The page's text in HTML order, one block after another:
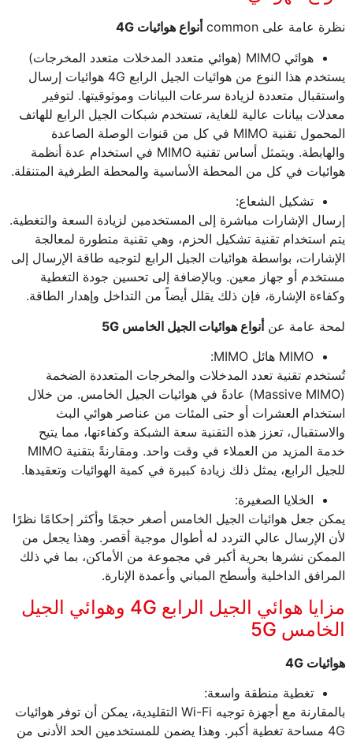
نظرة عامة على common
أنواع هوائيات 4G
هوائي MIMO (هوائي متعدد المدخلات متعدد المخرجات)
يستخدم هذا النوع من هوائيات الجيل الرابع 4G هوائيات إرسال
واستقبال متعددة لزيادة سرعات البيانات وموثوقيتها. لتوفير
معدلات بيانات عالية للغاية، تستخدم شبكات الجيل الرابع للهاتف
المحمول تقنية MIMO في كل من قنوات الوصلة الصاعدة
والهابطة. ويتمثل أساس تقنية MIMO في استخدام عدة أنظمة
هوائيات في كل من المحطة الأساسية والمحطة الطرفية المتنقلة.
تشكيل الشعاع:
إرسال الإشارات مباشرة إلى المستخدمين لزيادة السعة والتغطية.
يتم استخدام تقنية تشكيل الحزم، وهي تقنية متطورة لمعالجة
الإشارات، بواسطة هوائيات الجيل الرابع لتوجيه طاقة الإرسال إلى
مستخدم أو جهاز معين. وبالإضافة إلى تحسين جودة التغطية
وكفاءة الإشارة، فإن ذلك يقلل أيضاً من التداخل وإهدار الطاقة.
لمحة عامة عنأنواع هوائيات الجيل الخامس 5G
MIMO هائل MIMO:
تُستخدم تقنية تعدد المدخلات والمخرجات المتعددة الضخمة
(Massive MIMO) عادةً في هوائيات الجيل الخامس. من خلال
استخدام العشرات أو حتى المئات من عناصر هوائي البث
والاستقبال، تعزز هذه التقنية سعة الشبكة وكفاءتها، مما يتيح
خدمة المزيد من العملاء في وقت واحد. ومقارنةً بتقنية MIMO
للجيل الرابع، يمثل ذلك زيادة كبيرة في كمية الهوائيات وتعقيدها.
الخلايا الصغيرة:
يمكن جعل هوائيات الجيل الخامس أصغر حجمًا وأكثر إحكامًا نظرًا
لأن الإرسال عالي التردد له أطوال موجية أقصر. وهذا يجعل من
الممكن نشرها بحرية أكبر في مجموعة من الأماكن، بما في ذلك
المرافق الداخلية وأسطح المباني وأعمدة الإنارة.
مزايا هوائي الجيل الرابع 4G وهوائي الجيل
الخامس 5G
هوائيات 4G
تغطية منطقة واسعة:
بالمقارنة مع أجهزة توجيه Wi-Fi التقليدية، يمكن أن توفر هوائيات
4G مساحة تغطية أكبر. وهذا يضمن للمستخدمين الحد الأدنى من